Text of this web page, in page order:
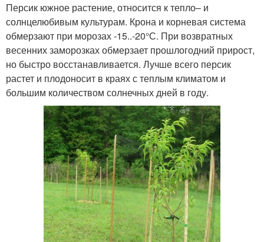
Персик южное растение, относится к тепло– и
солнцелюбивым культурам. Крона и корневая система
обмерзают при морозах -15..-20°С. При возвратных
весенних заморозках обмерзает прошлогодний прирост,
но быстро восстанавливается. Лучше всего персик
растет и плодоносит в краях с теплым климатом и
большим количеством солнечных дней в году.